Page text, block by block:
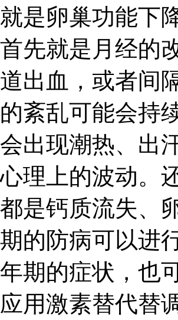
就是卵巢功能下
首先就是月经的
道出血，或者间
的紊乱可能会持
会出现潮热、出
心理上的波动。
都是钙质流失、
期的防病可以进
年期的症状，也
应用激素替代替